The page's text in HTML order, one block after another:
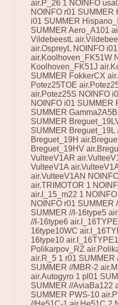
air.P_26 1 NOINFO
NOINFO r01
i01 SUMMER
SUMMER Aero_A101
VildebeestL
air.OspreyL NOINFO
air.Koolhoven_FK51W
Koolhoven_FK51J
SUMMER FokkerCX
Potez25TOE
air.Potez25S NOINFO
NOINFO i01 SUMMER
SUMMER
SUMMER
SUMMER
Breguet_19H
Breguet_19HV
VulteeV1AR
VulteeV1A
air.VulteeV1AN
air.TRIMOTOR 1
air.I_15_m22 1
NOINFO r01 SUMMER
SUMMER //I-16type5
//I-16type6
16type10WC
16type10
Polikarpov_RZ
air.R_5 1 r01 SUMMER
SUMMER //MBR-2
air.Autogyro 1 pl01
SUMMER //AviaBa122
SUMMER PWS-10